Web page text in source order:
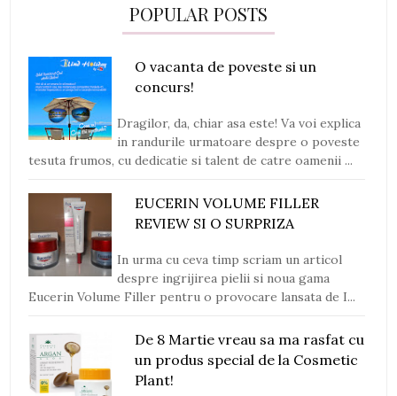
POPULAR POSTS
O vacanta de poveste si un
concurs!
Dragilor, da, chiar asa este! Va voi explica
in randurile urmatoare despre o poveste
tesuta frumos, cu dedicatie si talent de catre oamenii ...
EUCERIN VOLUME FILLER
REVIEW SI O SURPRIZA
In urma cu ceva timp scriam un articol
despre ingrijirea pielii si noua gama
Eucerin Volume Filler pentru o provocare lansata de I...
De 8 Martie vreau sa ma rasfat cu
un produs special de la Cosmetic
Plant!